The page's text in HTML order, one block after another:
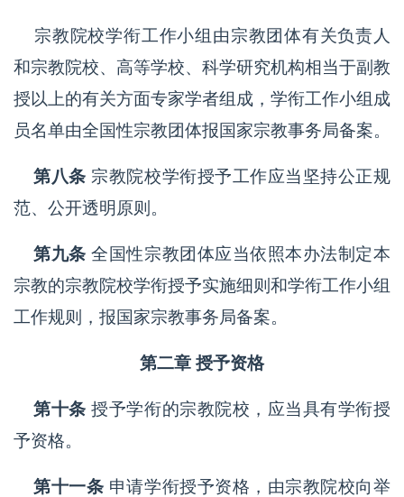
宗教院校学衔工作小组由宗教团体有关负责人
和宗教院校、高等学校、科学研究机构相当于副教
授以上的有关方面专家学者组成，学衔工作小组成
员名单由全国性宗教团体报国家宗教事务局备案。
第八条 宗教院校学衔授予工作应当坚持公正规
范、公开透明原则。
第九条 全国性宗教团体应当依照本办法制定本
宗教的宗教院校学衔授予实施细则和学衔工作小组
工作规则，报国家宗教事务局备案。
第二章 授予资格
第十条 授予学衔的宗教院校，应当具有学衔授
予资格。
第十一条 申请学衔授予资格，由宗教院校向举